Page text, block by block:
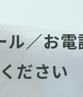
ル／お
ださい